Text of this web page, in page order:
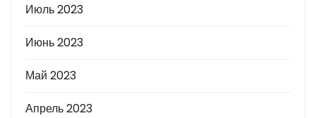
Июль 2023
Июнь 2023
Май 2023
Апрель 2023